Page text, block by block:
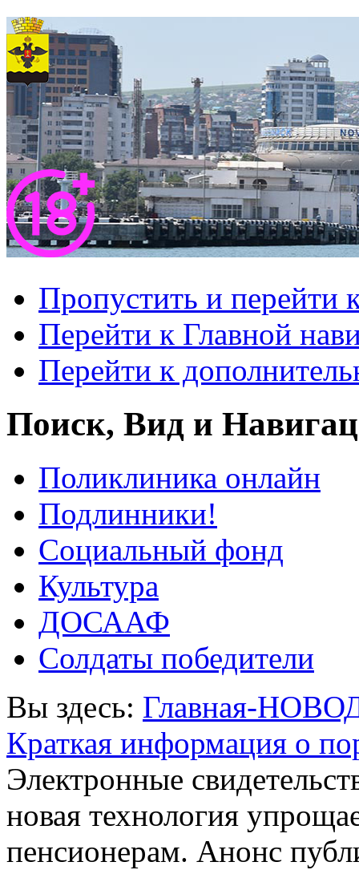
Пропустить и перейти
Перейти к Главной
Перейти к
Поиск, Вид и
Поликлиника онлайн
Подлинники!
Социальный фонд
Культура
ДОСААФ
Солдаты победители
Вы здесь: Главная-
Краткая информация о
Электронные
новая технология
пенсионерам. Анонс